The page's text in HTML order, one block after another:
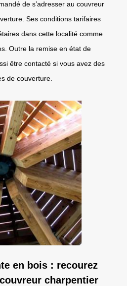
de s’adresser au couvreur
Ses conditions tarifaires
dans cette localité comme
Outre la remise en état de
être contacté si vous avez des
de couverture.
en bois : recourez
charpentier